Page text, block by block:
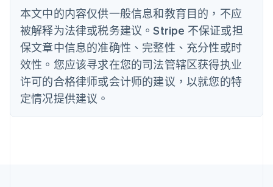
本文中的内容仅供一般信息和教育目的，不应
被解释为法律或税务建议。Stripe 不保证或担
保文章中信息的准确性、完整性、充分性或时
效性。您应该寻求在您的司法管辖区获得执业
许可的合格律师或会计师的建议，以就您的特
定情况提供建议。
丹麦
English
德国
DeutschEnglish
法国
FrançaisEnglish
芬兰
EnglishSvenska